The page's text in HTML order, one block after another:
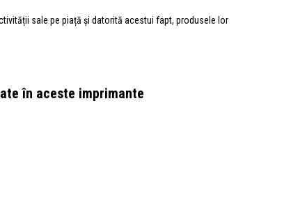
sale pe piață și datorită acestui fapt, produsele lor
în aceste imprimante